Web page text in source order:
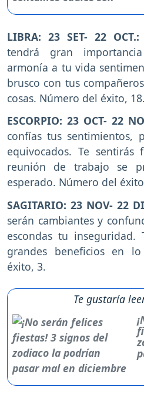
LIBRA: 23 SET- 22 OCT.:
tendrá gran
armonía a tu vida
brusco con tus
cosas. Número del éxito, 18.
ESCORPIO: 23 OCT- 22
confías tus sentimientos,
equivocados. Te
reunión de trabajo se
esperado. Número del
SAGITARIO: 23 NOV- 22
serán cambiantes y
escondas tu
grandes beneficios en
éxito, 3.
Te gustaría